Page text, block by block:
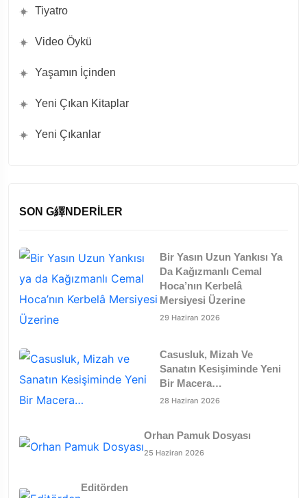
Tiyatro
Video Öykü
Yaşamın İçinden
Yeni Çıkan Kitaplar
Yeni Çıkanlar
SON G繹NDERILER
Bir Yasın Uzun Yankısı Ya
Da Kağızmanlı Cemal
Hoca’nın Kerbelâ
Mersiyesi Üzerine
29 Haziran 2026
Casusluk, Mizah Ve
Sanatın Kesişiminde Yeni
Bir Macera…
28 Haziran 2026
Orhan Pamuk Dosyası
25 Haziran 2026
Editörden